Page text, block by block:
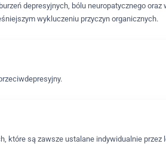
depresyjnych, bólu neuropatycznego
wykluczeniu przyczyn organicznych.
które są zawsze ustalane indywidualnie